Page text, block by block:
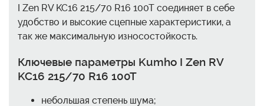
I Zen RV KC16 215/70 R16 100T соединяет в себе
удобство и высокие сцепные характеристики, а
так же максимальную износостойкость.
Ключевые параметры Kumho I Zen RV
KC16 215/70 R16 100T
небольшая степень шума;